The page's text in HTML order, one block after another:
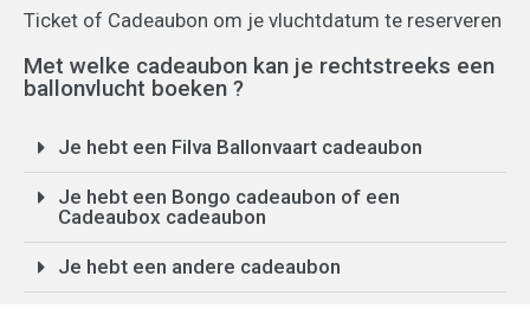
Ticket of Cadeaubon om je vluchtdatum te reserveren
Met welke cadeaubon kan je rechtstreeks een
ballonvlucht boeken ?
Je hebt een Filva Ballonvaart cadeaubon
Je hebt een Bongo cadeaubon of een
Cadeaubox cadeaubon
Je hebt een andere cadeaubon